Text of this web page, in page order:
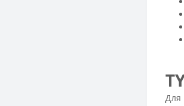
Для